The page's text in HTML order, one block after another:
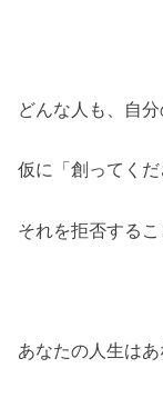
どんな人も、自
仮に「創ってくだ
それを拒否する
あなたの人生はあ